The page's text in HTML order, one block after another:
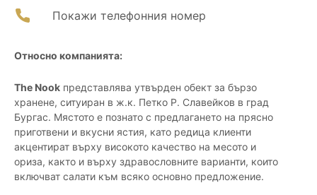
Покажи телефонния номер
Относно компанията:
The Nook представлява утвърден обект за бързо
хранене, ситуиран в ж.к. Петко Р. Славейков в град
Бургас. Мястото е познато с предлагането на прясно
приготвени и вкусни ястия, като редица клиенти
акцентират върху високото качество на месото и
ориза, както и върху здравословните варианти, които
включват салати към всяко основно предложение.